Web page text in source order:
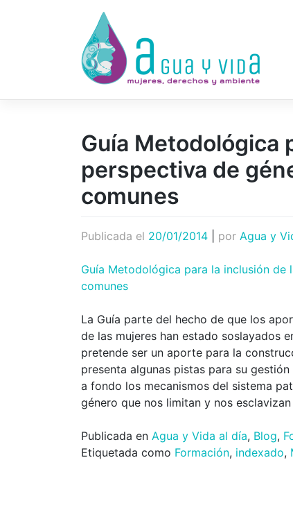
Guía Metodológica
perspectiva de
comunes
Publicada el 20/01/2014 por Agua y
Guía Metodológica para la inclusión
comunes
La Guía parte del hecho de que los
de las mujeres han estado soslayados
pretende ser un aporte para la
presenta algunas pistas para su
a fondo los mecanismos del sistema
género que nos limitan y nos
Publicada en Agua y Vida al día, Blog,
Etiquetada como Formación, indexado,